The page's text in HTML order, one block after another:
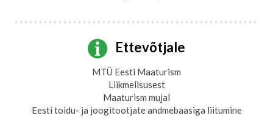
Ettevõtjale
MTÜ Eesti Maaturism
Liikmelisusest
Maaturism mujal
Eesti toidu- ja joogitootjate andmebaasiga liitumine